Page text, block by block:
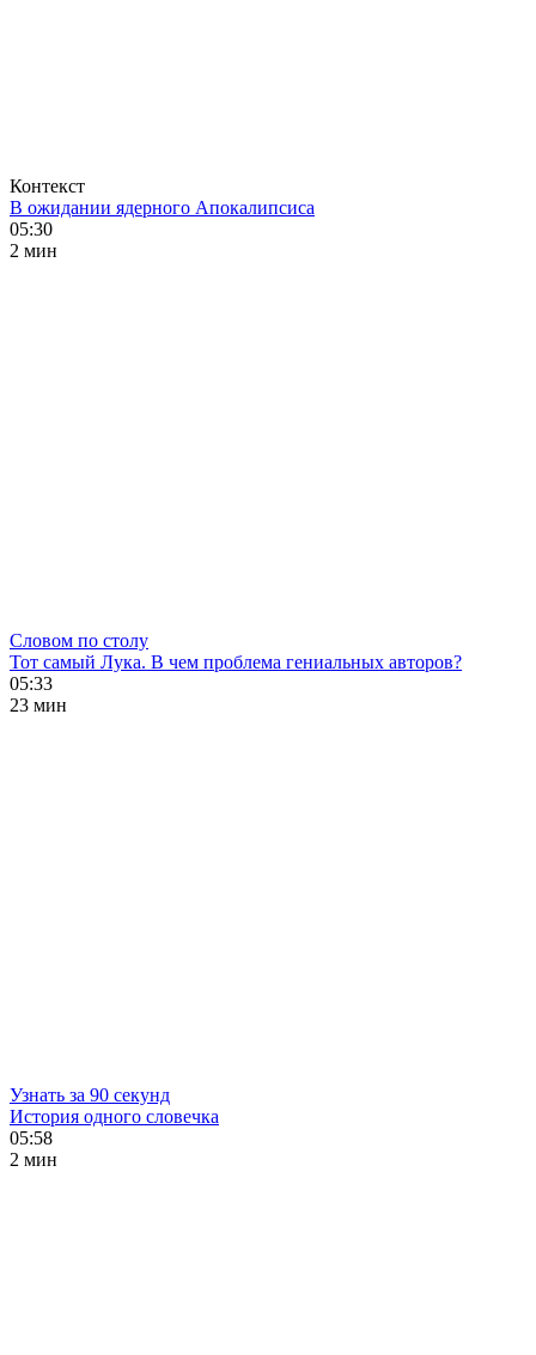
Контекст
В ожидании ядерного Апокалипсиса
05:30
2 мин
Словом по столу
Тот самый Лука. В чем проблема гениальных авторов?
05:33
23 мин
Узнать за 90 секунд
История одного словечка
05:58
2 мин